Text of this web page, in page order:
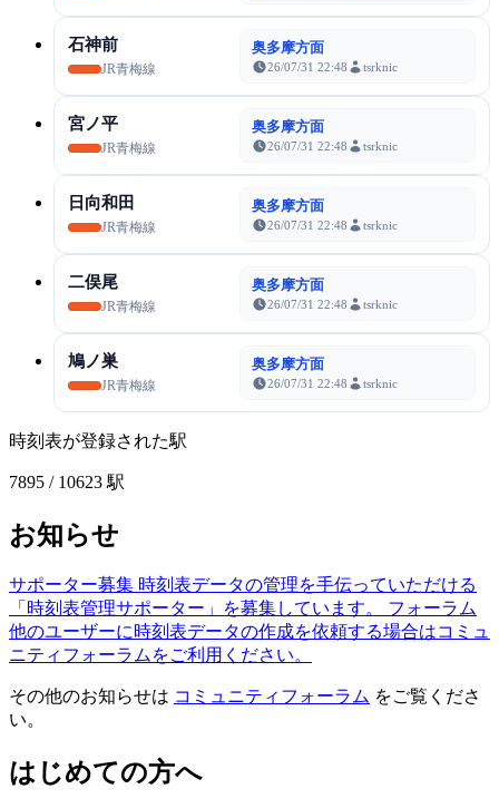
石神前
JR青梅線
奥多摩方面
26/07/31 22:48 tsrknic
宮ノ平
JR青梅線
奥多摩方面
26/07/31 22:48 tsrknic
日向和田
JR青梅線
奥多摩方面
26/07/31 22:48 tsrknic
二俣尾
JR青梅線
奥多摩方面
26/07/31 22:48 tsrknic
鳩ノ巣
JR青梅線
奥多摩方面
26/07/31 22:48 tsrknic
時刻表が登録された駅
7895 / 10623 駅
お知らせ
サポーター募集 時刻表データの管理を手伝っていただける
「時刻表管理サポーター」を募集しています。
フォーラム
他のユーザーに時刻表データの作成を依頼する場合はコミュ
ニティフォーラムをご利用ください。
その他のお知らせは コミュニティフォーラム をご覧くださ
い。
はじめての方へ